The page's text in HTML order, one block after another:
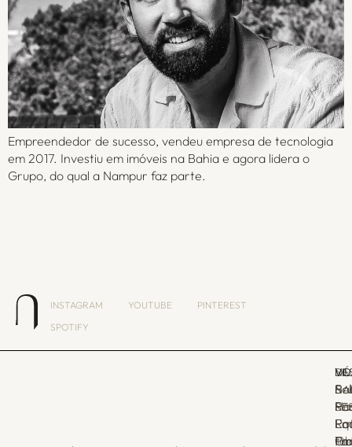
Empreendedor de sucesso, vendeu empresa de tecnologia
em 2017. Investiu em imóveis na Bahia e agora lidera o
Grupo, do qual a Nampur faz parte.
INSTAGRAM YOUTUBE
PINTEREST
SPOTIFY
E
Em